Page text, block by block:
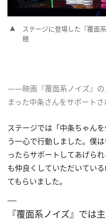
ステージに登場した『覆面
穂
――映画『覆面系ノイズ』の
まった中条さんをサポートさ
ステージでは「中条ちゃん
う一心で行動しました。僕
ったらサポートしてあげら
も仲良くしていただいてい
てもらいました。
『覆面系ノイズ』では